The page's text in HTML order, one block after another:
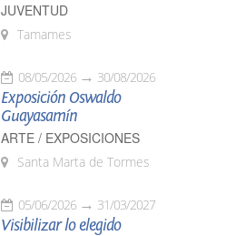
JUVENTUD
Tamames
08/05/2026 30/08/2026
Exposición Oswaldo
Guayasamín
ARTE / EXPOSICIONES
Santa Marta de Tormes
05/06/2026 31/03/2027
Visibilizar lo elegido